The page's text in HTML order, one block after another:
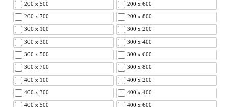
200 x 500 200 x 600
200 x 700 200 x 800
300 x 100 300 x 200
300 x 300 300 x 400
300 x 500 300 x 600
300 x 700 300 x 800
400 x 100 400 x 200
400 x 300 400 x 400
400 x 500 400 x 600